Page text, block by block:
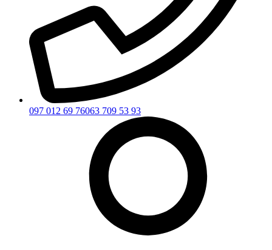
097 012 69 76063 709 53 93